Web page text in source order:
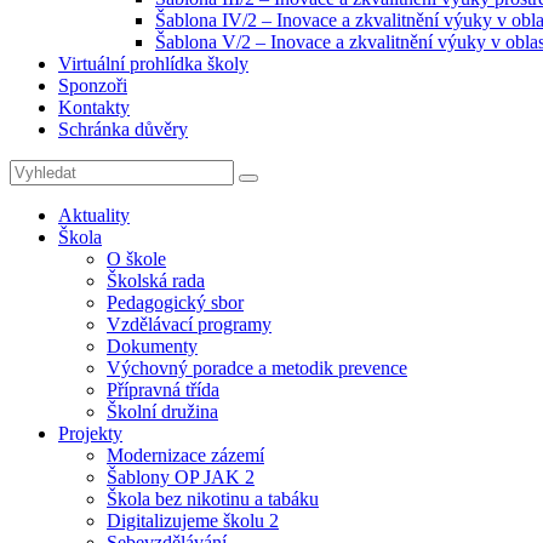
Šablona IV/2 – Inovace a zkvalitnění výuky v
Šablona V/2 – Inovace a zkvalitnění výuky v
Virtuální prohlídka školy
Sponzoři
Kontakty
Schránka důvěry
Search
for:
Search
Aktuality
Škola
O škole
Školská rada
Pedagogický sbor
Vzdělávací programy
Dokumenty
Výchovný poradce a metodik prevence
Přípravná třída
Školní družina
Projekty
Modernizace zázemí
Šablony OP JAK 2
Škola bez nikotinu a tabáku
Digitalizujeme školu 2